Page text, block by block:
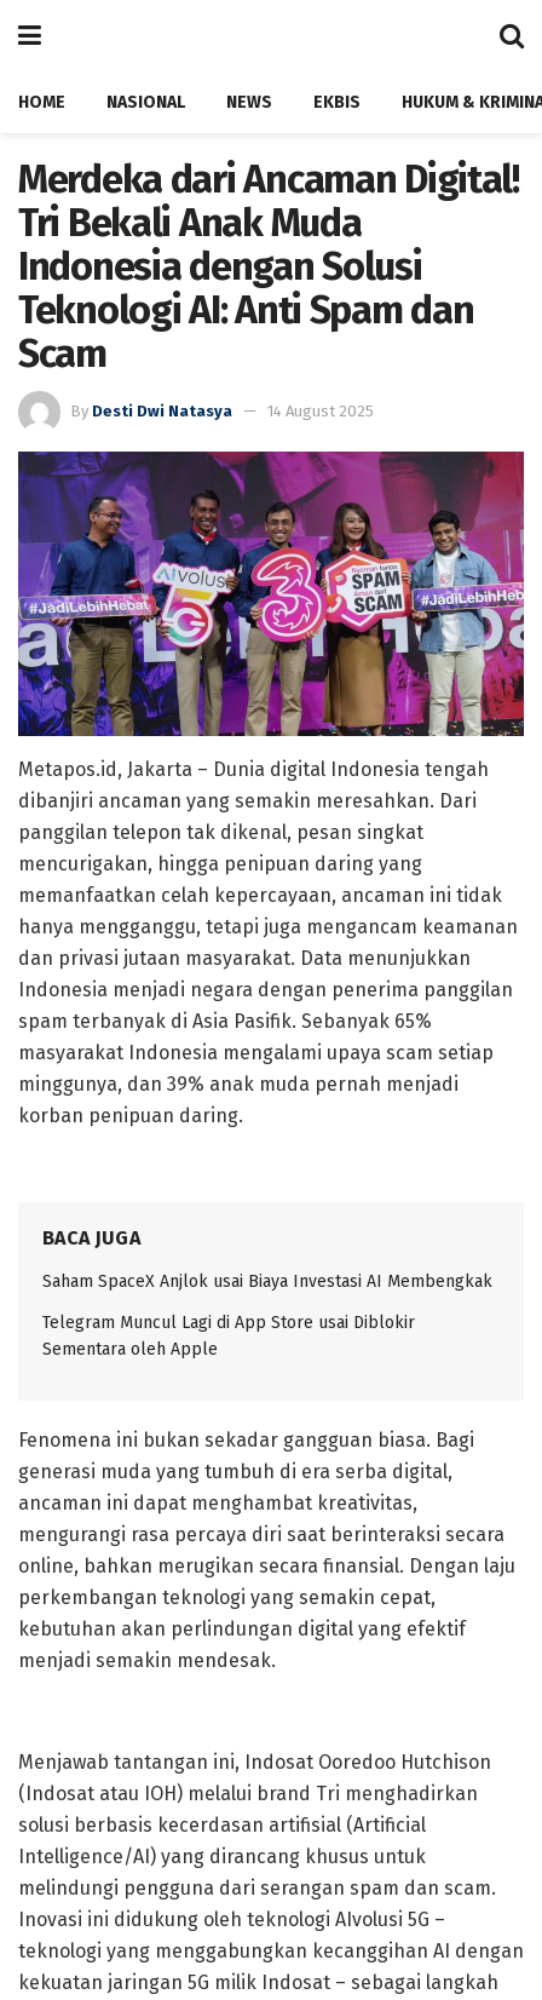
HOME NASIONAL NEWS EKBIS HUKUM &
Merdeka dari Ancaman Digital!
Tri Bekali Anak Muda
Indonesia dengan Solusi
Teknologi AI: Anti Spam dan
Scam
By Desti Dwi Natasya 14 August 2025
Metapos.id, Jakarta – Dunia digital Indonesia tengah
dibanjiri ancaman yang semakin meresahkan. Dari
panggilan telepon tak dikenal, pesan singkat
mencurigakan, hingga penipuan daring yang
memanfaatkan celah kepercayaan, ancaman ini tidak
hanya mengganggu, tetapi juga mengancam keamanan
dan privasi jutaan masyarakat. Data menunjukkan
Indonesia menjadi negara dengan penerima panggilan
spam terbanyak di Asia Pasifik. Sebanyak 65%
masyarakat Indonesia mengalami upaya scam setiap
minggunya, dan 39% anak muda pernah menjadi
korban penipuan daring.
BACA JUGA
Saham SpaceX Anjlok usai Biaya Investasi AI Membengkak
Telegram Muncul Lagi di App Store usai Diblokir
Sementara oleh Apple
Fenomena ini bukan sekadar gangguan biasa. Bagi
generasi muda yang tumbuh di era serba digital,
ancaman ini dapat menghambat kreativitas,
mengurangi rasa percaya diri saat berinteraksi secara
online, bahkan merugikan secara finansial. Dengan laju
perkembangan teknologi yang semakin cepat,
kebutuhan akan perlindungan digital yang efektif
menjadi semakin mendesak.
Menjawab tantangan ini, Indosat Ooredoo Hutchison
(Indosat atau IOH) melalui brand Tri menghadirkan
solusi berbasis kecerdasan artifisial (Artificial
Intelligence/AI) yang dirancang khusus untuk
melindungi pengguna dari serangan spam dan scam.
Inovasi ini didukung oleh teknologi AIvolusi 5G –
teknologi yang menggabungkan kecanggihan AI dengan
kekuatan jaringan 5G milik Indosat – sebagai langkah